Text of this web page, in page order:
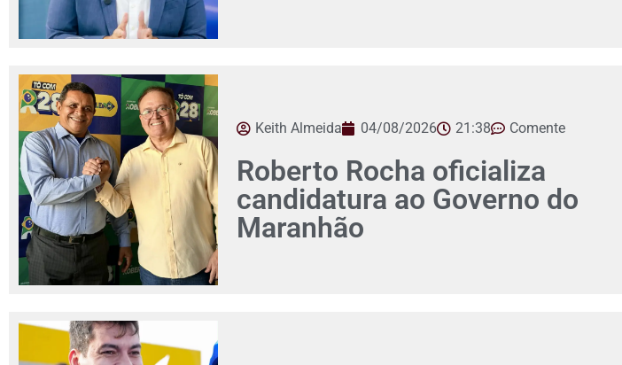
Keith Almeida 04/08/2026 21:38 Comente
Roberto Rocha oficializa
candidatura ao Governo do
Maranhão